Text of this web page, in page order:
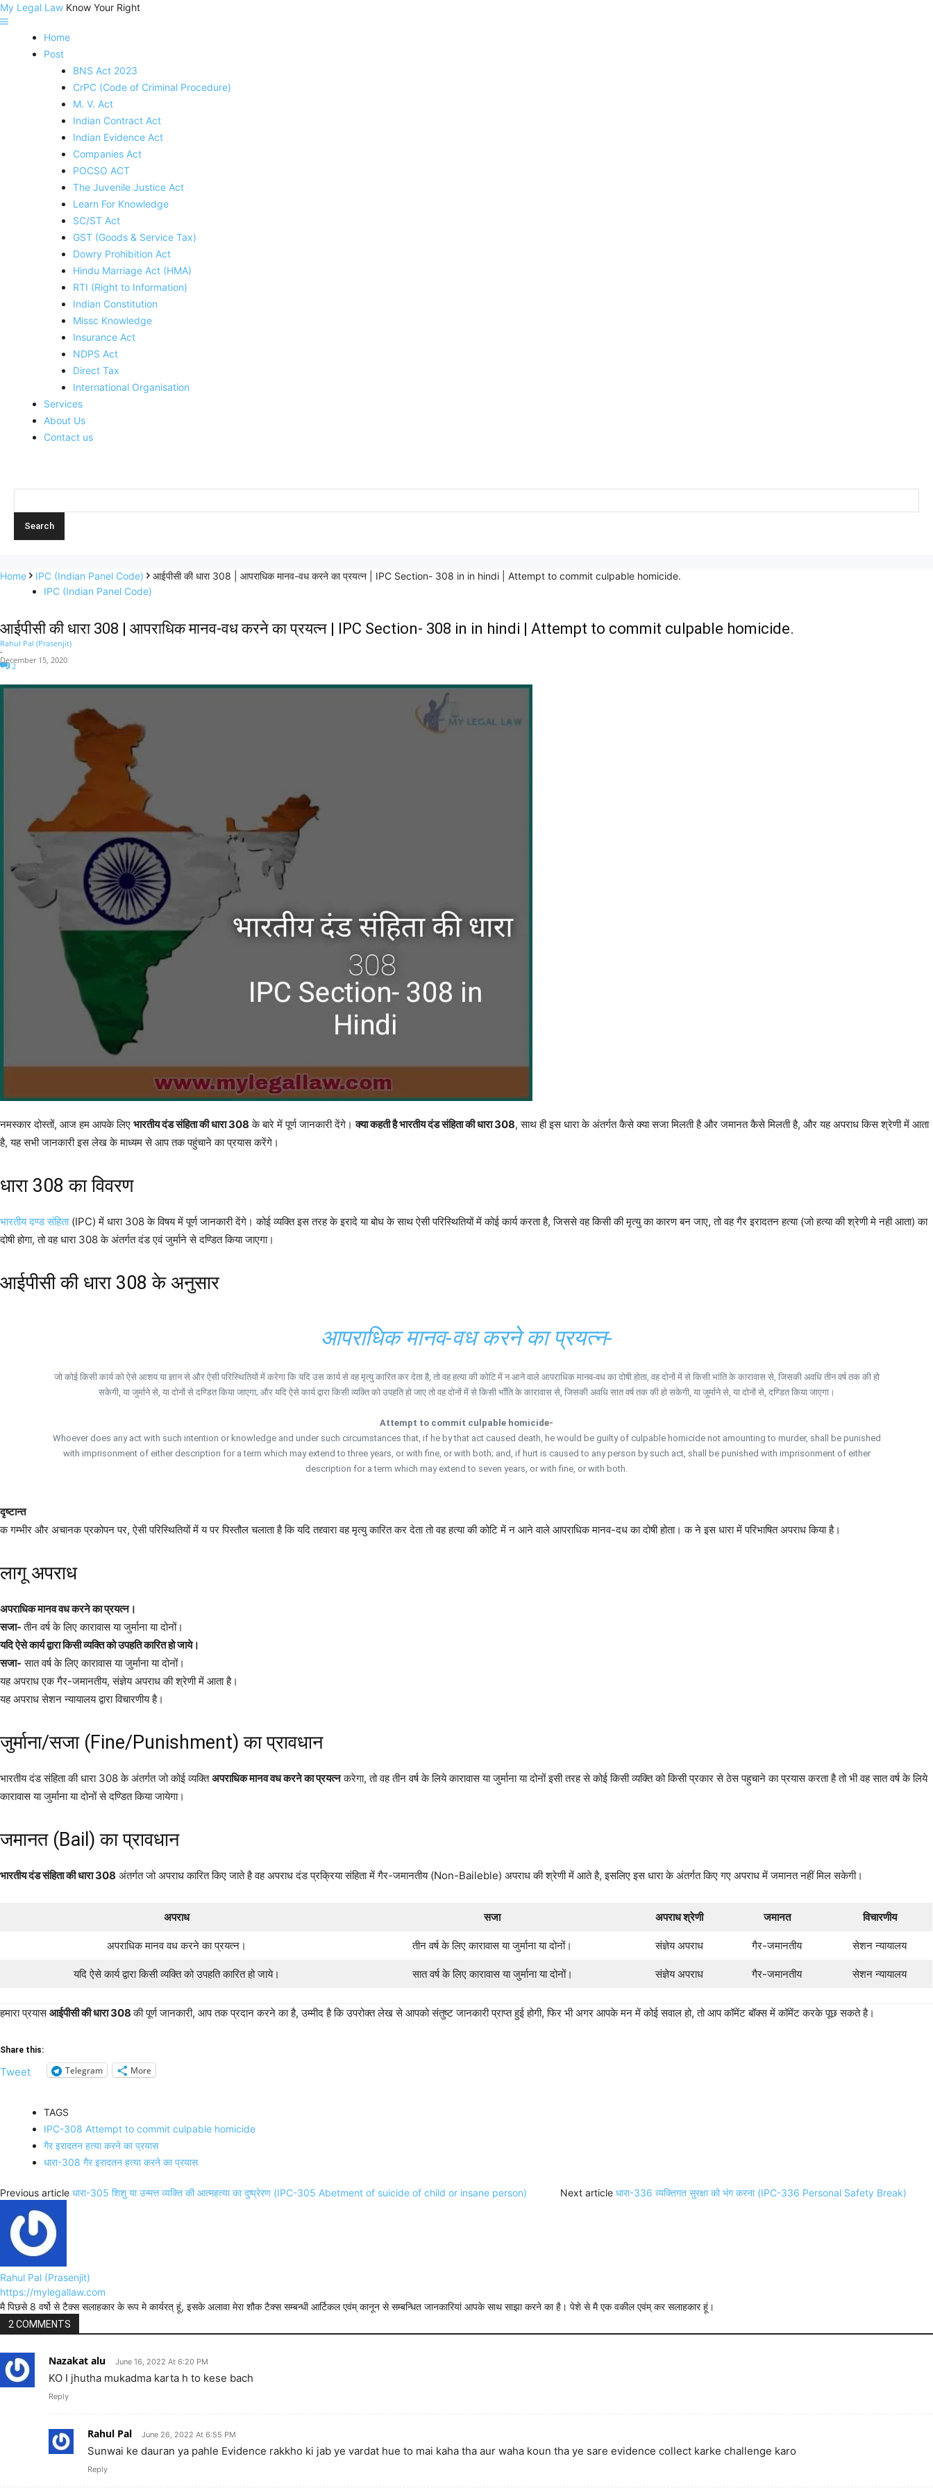
My Legal Law Know Your Right
Home
Post
BNS Act 2023
CrPC (Code of Criminal Procedure)
M. V. Act
Indian Contract Act
Indian Evidence Act
Companies Act
POCSO ACT
The Juvenile Justice Act
Learn For Knowledge
SC/ST Act
GST (Goods & Service Tax)
Dowry Prohibition Act
Hindu Marriage Act (HMA)
RTI (Right to Information)
Indian Constitution
Missc Knowledge
Insurance Act
NDPS Act
Direct Tax
International Organisation
Services
About Us
Contact us
Home IPC (Indian Panel Code)
आईपीसी की धारा 308 | आपराधिक मानव-वध करने का प्रयत्न | IPC Section- 308 in in hindi | Attempt to commit culpable homicide.
IPC (Indian Panel Code)
आईपीसी की धारा 308 | आपराधिक मानव-वध करने का प्रयत्न | IPC Section- 308 in in hindi | Attempt to commit culpable homicide.
Rahul Pal (Prasenjit)
-
December 15, 2020
2
नमस्कार दोस्तों, आज हम आपके लिए भारतीय दंड संहिता की धारा 308 के बारे में पूर्ण जानकारी देंगे।क्या कहती है भारतीय दंड संहिता की धारा 308, साथ ही इस धारा के अंतर्गत कैसे क्या सजा मिलती है और जमानत कैसे मिलती है, और यह अपराध किस श्रेणी में आता
है, यह सभी जानकारी इस लेख के माध्यम से आप तक पहुंचाने का प्रयास करेंगे।
धारा 308 का विवरण
भारतीय दण्ड संहिता(IPC) में धारा 308 के विषय में पूर्ण जानकारी देंगे। कोई व्यक्ति इस तरह के इरादे या बोध के साथ ऐसी परिस्थितियों में कोई कार्य करता है, जिससे वह किसी की मृत्यु का कारण बन जाए, तो वह गैर इरादतन हत्या (जो हत्या की श्रेणी मे नही आता) का
दोषी होगा, तो वह धारा 308 के अंतर्गत दंड एवं जुर्माने से दण्डित किया जाएगा।
आईपीसी की धारा 308 के अनुसार
आपराधिक मानव-वध करने का प्रयत्न-
जो कोई किसी कार्य को ऐसे आशय या ज्ञान से और ऐसी परिस्थितियों में करेगा कि यदि उस कार्य से वह मृत्यु कारित कर देता है, तो वह हत्या की कोटि में न आने वाले आपराधिक मानव-वध का दोषी होता, वह दोनों में से किसी भांति के कारावास से, जिसकी अवधि तीन वर्ष तक की हो
सकेगी, या जुर्माने से, या दोनों से दण्डित किया जाएगा; और यदि ऐसे कार्य द्वारा किसी व्यक्ति को उपहति हो जाए तो वह दोनों में से किसी भाँति के कारावास से, जिसकी अवधि सात वर्ष तक की हो सकेगी, या जुर्माने से, या दोनों से, दण्डित किया जाएगा।
Attempt to commit culpable homicide-
Whoever does any act with such intention or knowledge and under such circumstances that, if he by that act caused death, he would be guilty of culpable homicide not amounting to murder, shall be punished
with imprisonment of either description for a term which may extend to three years, or with fine, or with both; and, if hurt is caused to any person by such act, shall be punished with imprisonment of either
description for a term which may extend to seven years, or with fine, or with both.
दृष्टान्त
क गम्भीर और अचानक प्रकोपन पर, ऐसी परिस्थितियों में य पर पिस्तौल चलाता है कि यदि तद्द्वारा वह मृत्यु कारित कर देता तो वह हत्या की कोटि में न आने वाले आपराधिक मानव-दध का दोषी होता। क ने इस धारा में परिभाषित अपराध किया है।
लागू अपराध
अपराधिक मानव वध करने का प्रयत्न।
सजा-तीन वर्ष के लिए कारावास या जुर्माना या दोनों।
यदि ऐसे कार्य द्वारा किसी व्यक्ति को उपहति कारित हो जाये।
सजा- सात वर्ष के लिए कारावास या जुर्माना या दोनों।
यह अपराध एक गैर-जमानतीय, संज्ञेय अपराध की श्रेणी में आता है।
यह अपराध सेशन न्यायालय द्वारा विचारणीय है।
जुर्माना/सजा (Fine/Punishment) का प्रावधान
भारतीय दंड संहिता की धारा 308 के अंतर्गत जो कोई व्यक्तिअपराधिक मानव वध करने का प्रयत्नकरेगा, तो वह तीन वर्ष के लिये कारावास या जुर्माना या दोनों इसी तरह से कोई किसी व्यक्ति को किसी प्रकार से ठेस पहुचाने का प्रयास करता है तो भी वह सात वर्ष के लिये
कारावास या जुर्माना या दोनों से दण्डित किया जायेगा।
जमानत (Bail) का प्रावधान
भारतीय दंड संहिता की धारा 308 अंतर्गत जो अपराध कारित किए जाते है वह अपराध दंड प्रक्रिया संहिता में गैर-जमानतीय (Non-Baileble) अपराध की श्रेणी में आते है, इसलिए इस धारा के अंतर्गत किए गए अपराध में जमानत नहीं मिल सकेगी।
अपराध सजा अपराध श्रेणी जमानत विचारणीय
अपराधिक मानव वध करने का प्रयत्न। तीन वर्ष के लिए कारावास या जुर्माना या दोनों। संज्ञेय अपराध गैर-जमानतीय सेशन न्यायालय
यदि ऐसे कार्य द्वारा किसी व्यक्ति को उपहति कारित हो जाये। सात वर्ष के लिए कारावास या जुर्माना या दोनों। संज्ञेय अपराध गैर-जमानतीय सेशन न्यायालय
हमारा प्रयासआईपीसी की धारा 308की पूर्ण जानकारी, आप तक प्रदान करने का है, उम्मीद है कि उपरोक्त लेख से आपको संतुष्ट जानकारी प्राप्त हुई होगी, फिर भी अगर आपके मन में कोई सवाल हो, तो आप कॉमेंट बॉक्स में कॉमेंट करके पूछ सकते है।
Share this:
Tweet Telegram More
TAGS
IPC-308 Attempt to commit culpable homicide
गैर इरादतन हत्या करने का प्रयास
धारा-308 गैर इरादतन हत्या करने का प्रयास
Previous article धारा-305 शिशु या उन्मत्त व्यक्ति की आत्महत्या का दुष्प्रेरण (IPC-305 Abetment of suicide of child or insane person) Next article धारा-336 व्यक्तिगत सुरक्षा को भंग करना (IPC-336 Personal Safety Break)
Rahul Pal (Prasenjit)
https://mylegallaw.com
मै पिछसे 8 वर्षो से टैक्स सलाहकार के रूप मे कार्यरत् हूं, इसके अलावा मेरा शौक टैक्स सम्बन्धी आर्टिकल एवंम् कानून से सम्बन्धित जानकारियां आपके साथ साझा करने का है। पेशे से मै एक वकील एवंम् कर सलाहकार हूं।
2 COMMENTS
Nazakat alu June 16, 2022 At 6:20 PM
KO I jhutha mukadma karta h to kese bach
Reply
Rahul Pal June 26, 2022 At 6:55 PM
Sunwai ke dauran ya pahle Evidence rakkho ki jab ye vardat hue to mai kaha tha aur waha koun tha ye sare evidence collect karke challenge karo
Reply